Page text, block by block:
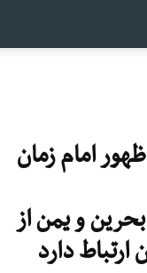
امام زمان
و یمن از
دارد